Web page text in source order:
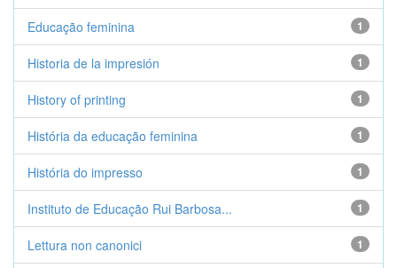
1
Educação feminina
1
Historia de la impresión
1
History of printing
1
História da educação feminina
1
História do impresso
1
Instituto de Educação Rui Barbosa...
1
Lettura non canonici